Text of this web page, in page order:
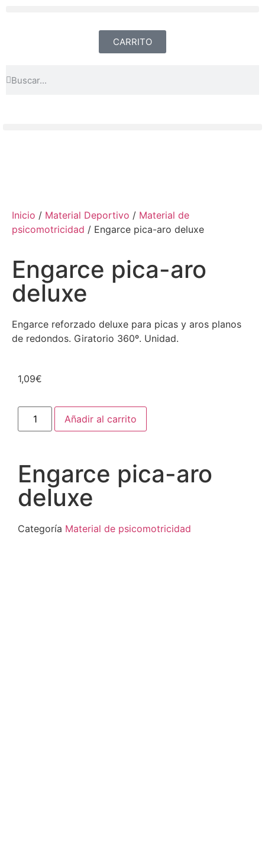
CARRITO
Inicio / Material Deportivo / Material de
psicomotricidad / Engarce pica-aro deluxe
Engarce pica-aro
deluxe
Engarce reforzado deluxe para picas y aros planos
de redondos. Giratorio 360º. Unidad.
1,09€
Añadir al carrito
Engarce pica-aro
deluxe
Categoría Material de psicomotricidad